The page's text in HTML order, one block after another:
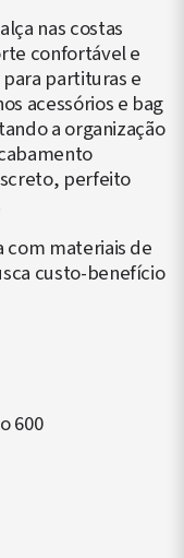
nas costas
confortável e
partituras e
acessórios e bag
a organização
perfeito
com materiais de
custo-benefício
600